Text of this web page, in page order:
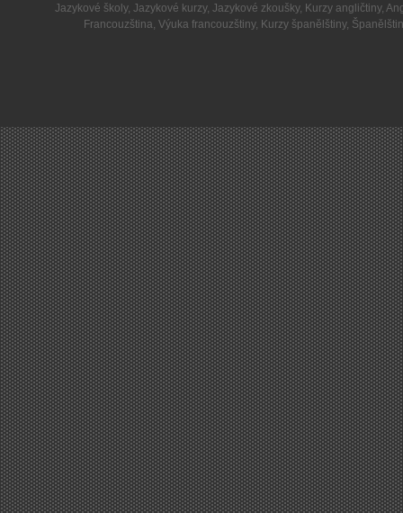
Jazykové školy, Jazykové kurzy, Jazykové zkoušky, Kurzy angličtiny,
Francouzština,Výuka francouzštiny, Kurzy španělštiny,